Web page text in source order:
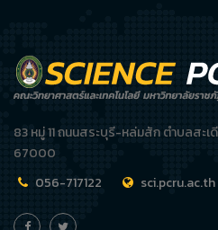
83 หมู่ 11 ถนนสระบุรี-หล่มสัก ตำบลสะ
67000
056-717122
sci.pcru.ac.th